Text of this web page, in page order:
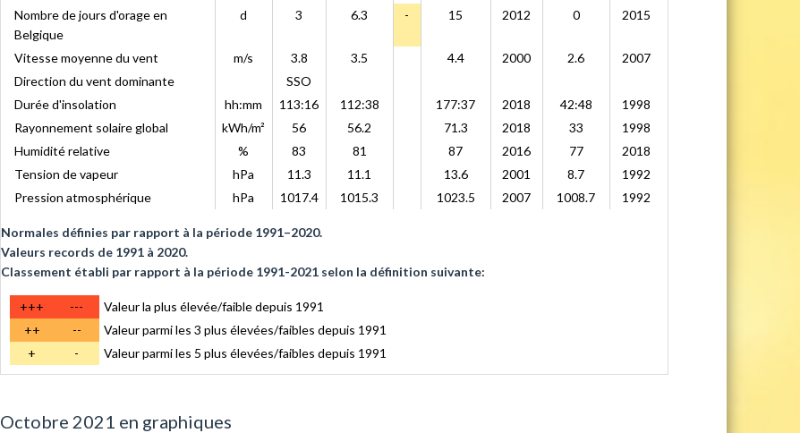
Nombre de jours d'orage en
Belgique
d 3 6.3 - 15 2012 0 2015
Vitesse moyenne du vent m/s 3.8 3.5 4.4 2000 2.6
2007
Direction du vent dominante
SSO
Durée d'insolation
hh:mm 113:16 112:38 177:37 2018 42:48
1998
Rayonnement solaire global
kWh/m² 56 56.2 71.3 2018 33
1998
Humidité relative
% 83 81 87 2016 77
2018
Tension de vapeur
hPa 11.3 11.1 13.6 2001 8.7
1992
Pression atmosphérique
hPa 1017.4 1015.3 1023.5 2007 1008.7 1992
Normales définies par rapport à la période 1991–2020.
Valeurs records de 1991 à 2020.
Classement établi par rapport à la période 1991-2021 selon la définition suivante:
+++ ---
Valeur la plus élevée/faible depuis 1991
++
--
Valeur parmi les 3 plus élevées/faibles depuis 1991
+
- Valeur parmi les 5 plus élevées/faibles depuis 1991
Octobre 2021 en graphiques